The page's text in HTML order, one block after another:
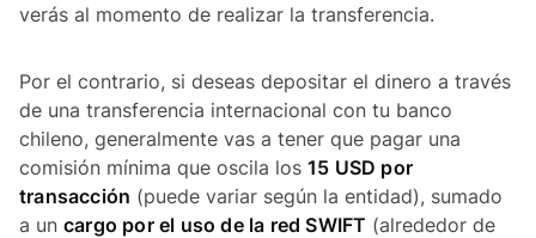
verás al momento de realizar la transferencia.
Por el contrario, si deseas depositar el dinero a través
de una transferencia internacional con tu banco
chileno, generalmente vas a tener que pagar una
comisión mínima que oscila los 15 USD por
transacción (puede variar según la entidad), sumado
a un cargo por el uso de la red SWIFT (alrededor de